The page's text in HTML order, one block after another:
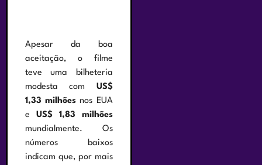
Apesar da boa
aceitação, o filme
teve uma bilheteria
modesta com US$
1,33 milhões nos EUA
e US$ 1,83 milhões
mundialmente. Os
números baixos
indicam que, por mais